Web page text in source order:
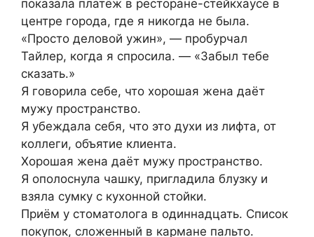
показала платёж в ресторане-стейкхаусе в
центре города, где я никогда не была.
«Просто деловой ужин», — пробурчал
Тайлер, когда я спросила. — «Забыл тебе
сказать.»
Я говорила себе, что хорошая жена даёт
мужу пространство.
Я убеждала себя, что это духи из лифта, от
коллеги, объятие клиента.
Хорошая жена даёт мужу пространство.
Я ополоснула чашку, пригладила блузку и
взяла сумку с кухонной стойки.
Приём у стоматолога в одиннадцать. Список
покупок, сложенный в кармане пальто.